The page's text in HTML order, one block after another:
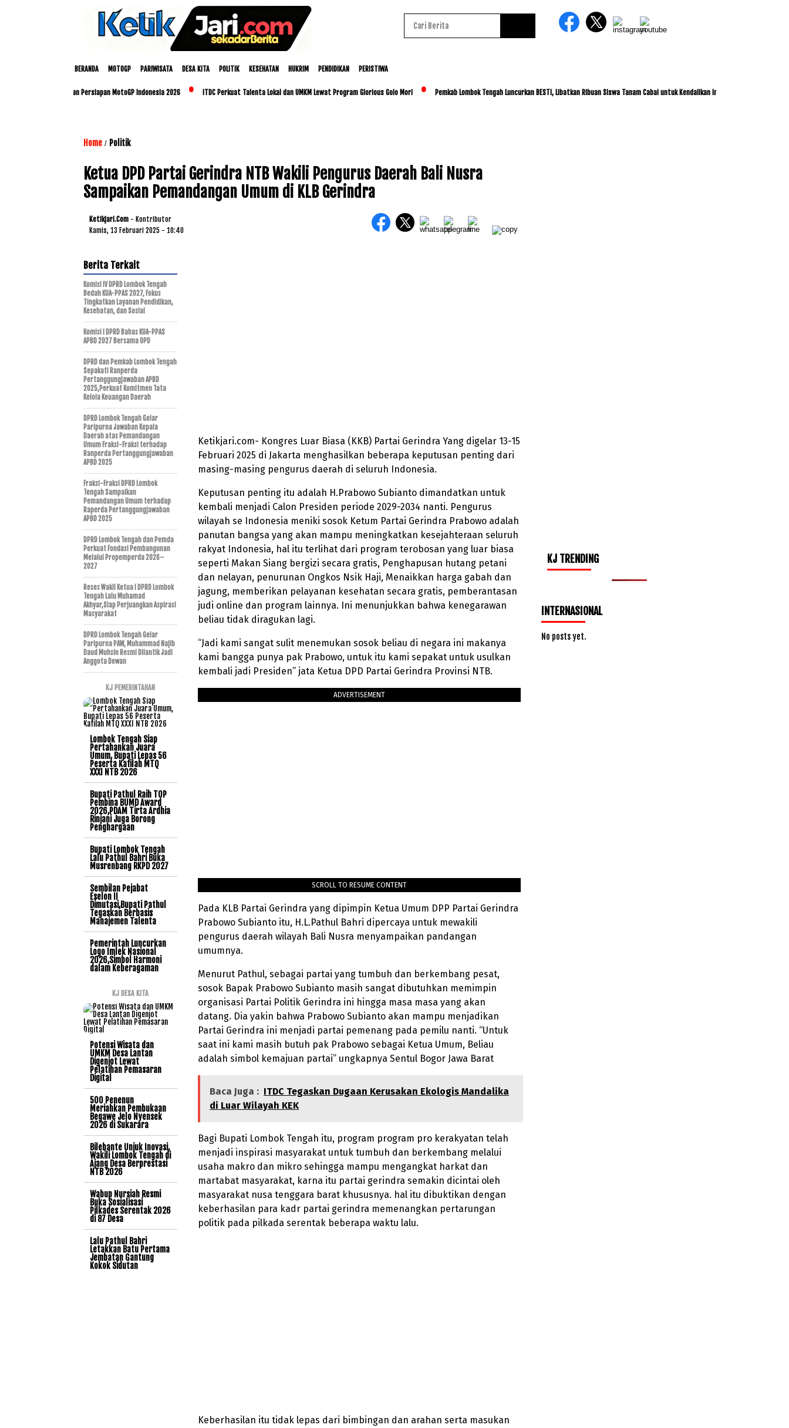
BERANDA MOTOGP PARIWISATA DESA KITA POLITIK KESEHATAN HUKRIM PENDIDIKAN PERISTIWA
NTB Matangkan Persiapan MotoGP Indonesia 2026 ITDC Perkuat Talenta Lokal dan UMKM Lewat Program Glorious Golo Mori Pemkab Lombok Tengah Luncurkan BESTI, Libatkan Ribuan Siswa Tanam Cabai untuk Kendalikan Inflasi
Home / Politik
Ketua DPD Partai Gerindra NTB Wakili Pengurus Daerah Bali Nusra
Sampaikan Pemandangan Umum di KLB Gerindra
Ketikjari.com - Kontributor
Kamis, 13 Februari 2025 - 10:40
Ketikjari.com- Kongres Luar Biasa (KKB) Partai Gerindra Yang digelar 13-15
Februari 2025 di Jakarta menghasilkan beberapa keputusan penting dari
masing-masing pengurus daerah di seluruh Indonesia.
Keputusan penting itu adalah H.Prabowo Subianto dimandatkan untuk
kembali menjadi Calon Presiden periode 2029-2034 nanti. Pengurus
wilayah se Indonesia meniki sosok Ketum Partai Gerindra Prabowo adalah
panutan bangsa yang akan mampu meningkatkan kesejahteraan seluruh
rakyat Indonesia, hal itu terlihat dari program terobosan yang luar biasa
seperti Makan Siang bergizi secara gratis, Penghapusan hutang petani
dan nelayan, penurunan Ongkos Nsik Haji, Menaikkan harga gabah dan
jagung, memberikan pelayanan kesehatan secara gratis, pemberantasan
judi online dan program lainnya. Ini menunjukkan bahwa kenegarawan
beliau tidak diragukan lagi.
“Jadi kami sangat sulit menemukan sosok beliau di negara ini makanya
kami bangga punya pak Prabowo, untuk itu kami sepakat untuk usulkan
kembali jadi Presiden” jata Ketua DPD Partai Gerindra Provinsi NTB.
ADVERTISEMENT
SCROLL TO RESUME CONTENT
Pada KLB Partai Gerindra yang dipimpin Ketua Umum DPP Partai Gerindra
Prabowo Subianto itu, H.L.Pathul Bahri dipercaya untuk mewakili
pengurus daerah wilayah Bali Nusra menyampaikan pandangan
umumnya.
Menurut Pathul, sebagai partai yang tumbuh dan berkembang pesat,
sosok Bapak Prabowo Subianto masih sangat dibutuhkan memimpin
organisasi Partai Politik Gerindra ini hingga masa masa yang akan
datang. Dia yakin bahwa Prabowo Subianto akan mampu menjadikan
Partai Gerindra ini menjadi partai pemenang pada pemilu nanti. “Untuk
saat ini kami masih butuh pak Prabowo sebagai Ketua Umum, Beliau
adalah simbol kemajuan partai” ungkapnya Sentul Bogor Jawa Barat
Baca Juga : ITDC Tegaskan Dugaan Kerusakan Ekologis Mandalika
di Luar Wilayah KEK
Bagi Bupati Lombok Tengah itu, program program pro kerakyatan telah
menjadi inspirasi masyarakat untuk tumbuh dan berkembang melalui
usaha makro dan mikro sehingga mampu mengangkat harkat dan
martabat masyarakat, karna itu partai gerindra semakin dicintai oleh
masyarakat nusa tenggara barat khususnya. hal itu dibuktikan dengan
keberhasilan para kadr partai gerindra memenangkan pertarungan
politik pada pilkada serentak beberapa waktu lalu.
Keberhasilan itu tidak lepas dari bimbingan dan arahan serta masukan
Berita Terkait
Komisi IV DPRD Lombok Tengah
Bedah KUA-PPAS 2027, Fokus
Tingkatkan Layanan Pendidikan,
Kesehatan, dan Sosial
Komisi I DPRD Bahas KUA-PPAS
APBD 2027 Bersama OPD
DPRD dan Pemkab Lombok Tengah
Sepakati Ranperda
Pertanggungjawaban APBD
2025,Perkuat Komitmen Tata
Kelola Keuangan Daerah
DPRD Lombok Tengah Gelar
Paripurna Jawaban Kepala
Daerah atas Pemandangan
Umum Fraksi-Fraksi terhadap
Ranperda Pertanggungjawaban
APBD 2025
Fraksi-Fraksi DPRD Lombok
Tengah Sampaikan
Pemandangan Umum terhadap
Raperda Pertanggungjawaban
APBD 2025
DPRD Lombok Tengah dan Pemda
Perkuat Fondasi Pembangunan
Melalui Propemperda 2026–
2027
Reses Wakil Ketua I DPRD Lombok
Tengah Lalu Muhamad
Akhyar,Siap Perjuangkan Aspirasi
Masyarakat
DPRD Lombok Tengah Gelar
Paripurna PAW, Muhammad Najib
Daud Muhsin Resmi Dilantik Jadi
Anggota Dewan
KJ PEMERINTAHAN
Lombok Tengah Siap
Pertahankan Juara
Umum, Bupati Lepas 56
Peserta Kafilah MTQ
XXXI NTB 2026
Bupati Pathul Raih TOP
Pembina BUMD Award
2026,PDAM Tirta Ardhia
Rinjani Juga Borong
Penghargaan
Bupati Lombok Tengah
Lalu Pathul Bahri Buka
Musrenbang RKPD 2027
Sembilan Pejabat
Eselon II
Dimutasi,Bupati Pathul
Tegaskan Berbasis
Manajemen Talenta
Pemerintah Luncurkan
Logo Imlek Nasional
2026,Simbol Harmoni
dalam Keberagaman
KJ DESA KITA
Potensi Wisata dan
UMKM Desa Lantan
Digenjot Lewat
Pelatihan Pemasaran
Digital
500 Penenun
Meriahkan Pembukaan
Begawe Jelo Nyensek
2026 di Sukarara
Bilebante Unjuk Inovasi,
Wakili Lombok Tengah di
Ajang Desa Berprestasi
NTB 2026
Wabup Nursiah Resmi
Buka Sosialisasi
Pilkades Serentak 2026
di 87 Desa
Lalu Pathul Bahri
Letakkan Batu Pertama
Jembatan Gantung
Kokok Sidutan
KJ TRENDING
INTERNASIONAL
No posts yet.